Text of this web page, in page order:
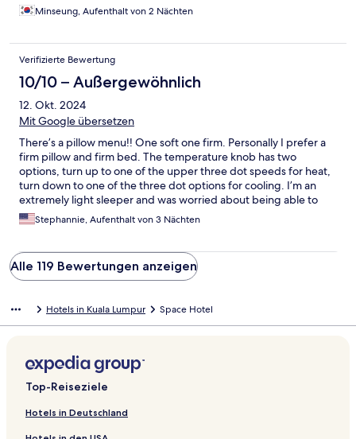
Minseung, Aufenthalt von 2 Nächten
Verifizierte Bewertung
10/10 – Außergewöhnlich
12. Okt. 2024
Mit Google übersetzen
There’s a pillow menu!! One soft one firm. Personally I prefer a
firm pillow and firm bed. The temperature knob has two
options, turn up to one of the upper three dot speeds for heat,
turn down to one of the three dot options for cooling. I’m an
extremely light sleeper and was worried about being able to
rest. However with an eye mask and ear plugs (loop brand high
end) I rest like a baby lots of nice friendly people and super
Stephannie, Aufenthalt von 3 Nächten
Alle 119 Bewertungen anzeigen
Hotels in Kuala Lumpur Space Hotel
Top-Reiseziele
Hotels in Deutschland